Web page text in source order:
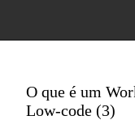
O que é um
Low-code (3)